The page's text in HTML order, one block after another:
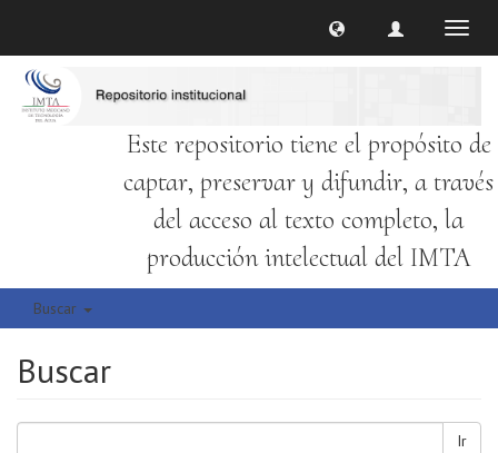
Este repositorio tiene el propósito de
captar, preservar y difundir, a través
del acceso al texto completo, la
producción intelectual del IMTA
Buscar
Buscar
Ir